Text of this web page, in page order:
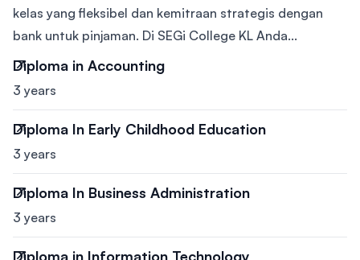
kelas yang fleksibel dan kemitraan strategis dengan
bank untuk pinjaman. Di SEGi College KL Anda...
Diploma in Accounting
3 years
Diploma In Early Childhood Education
3 years
Diploma In Business Administration
3 years
Diploma in Information Technology